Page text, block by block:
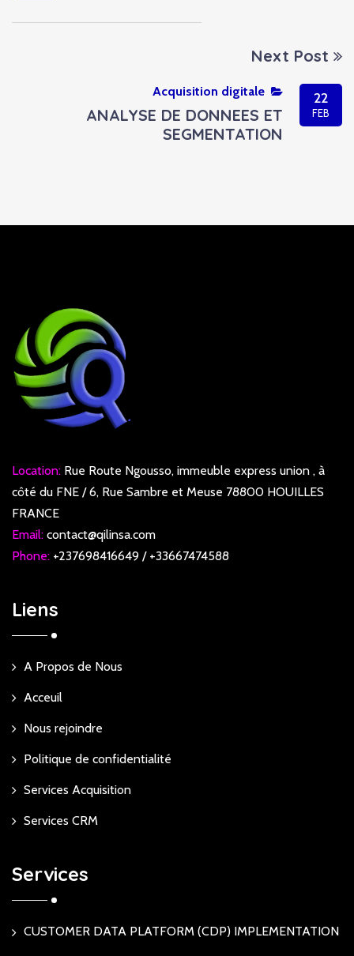
Next Post
22
FEB
Acquisition digitale
ANALYSE DE DONNEES ET
SEGMENTATION
Location: Rue Route Ngousso, immeuble express union , à
côté du FNE / 6, Rue Sambre et Meuse 78800 HOUILLES
FRANCE
Email: contact@qilinsa.com
Phone: +237698416649 / +33667474588
Liens
A Propos de Nous
Acceuil
Nous rejoindre
Politique de confidentialité
Services Acquisition
Services CRM
Services
CUSTOMER DATA PLATFORM (CDP) IMPLEMENTATION